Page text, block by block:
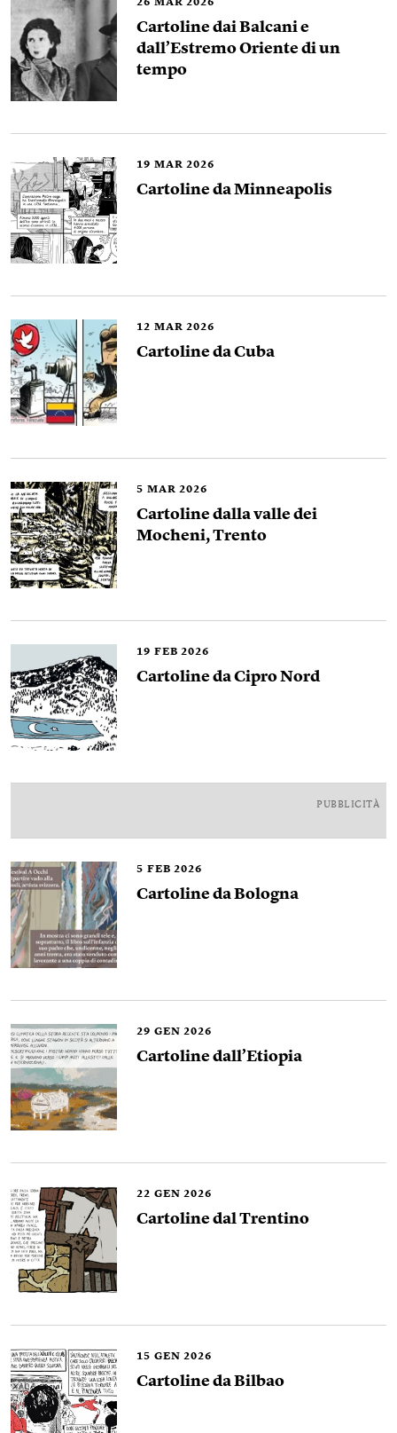
26 MAR 2026
Cartoline dai Balcani e
dall’Estremo Oriente di un
tempo
19 MAR 2026
Cartoline da Minneapolis
12 MAR 2026
Cartoline da Cuba
5 MAR 2026
Cartoline dalla valle dei
Mocheni, Trento
19 FEB 2026
Cartoline da Cipro Nord
PUBBLICITÀ
5 FEB 2026
Cartoline da Bologna
29 GEN 2026
Cartoline dall’Etiopia
22 GEN 2026
Cartoline dal Trentino
15 GEN 2026
Cartoline da Bilbao